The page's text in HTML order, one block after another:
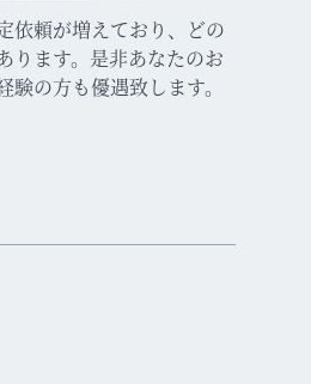
依頼が増えており、どの
ります。是非あなたのお
の方も優遇致します。